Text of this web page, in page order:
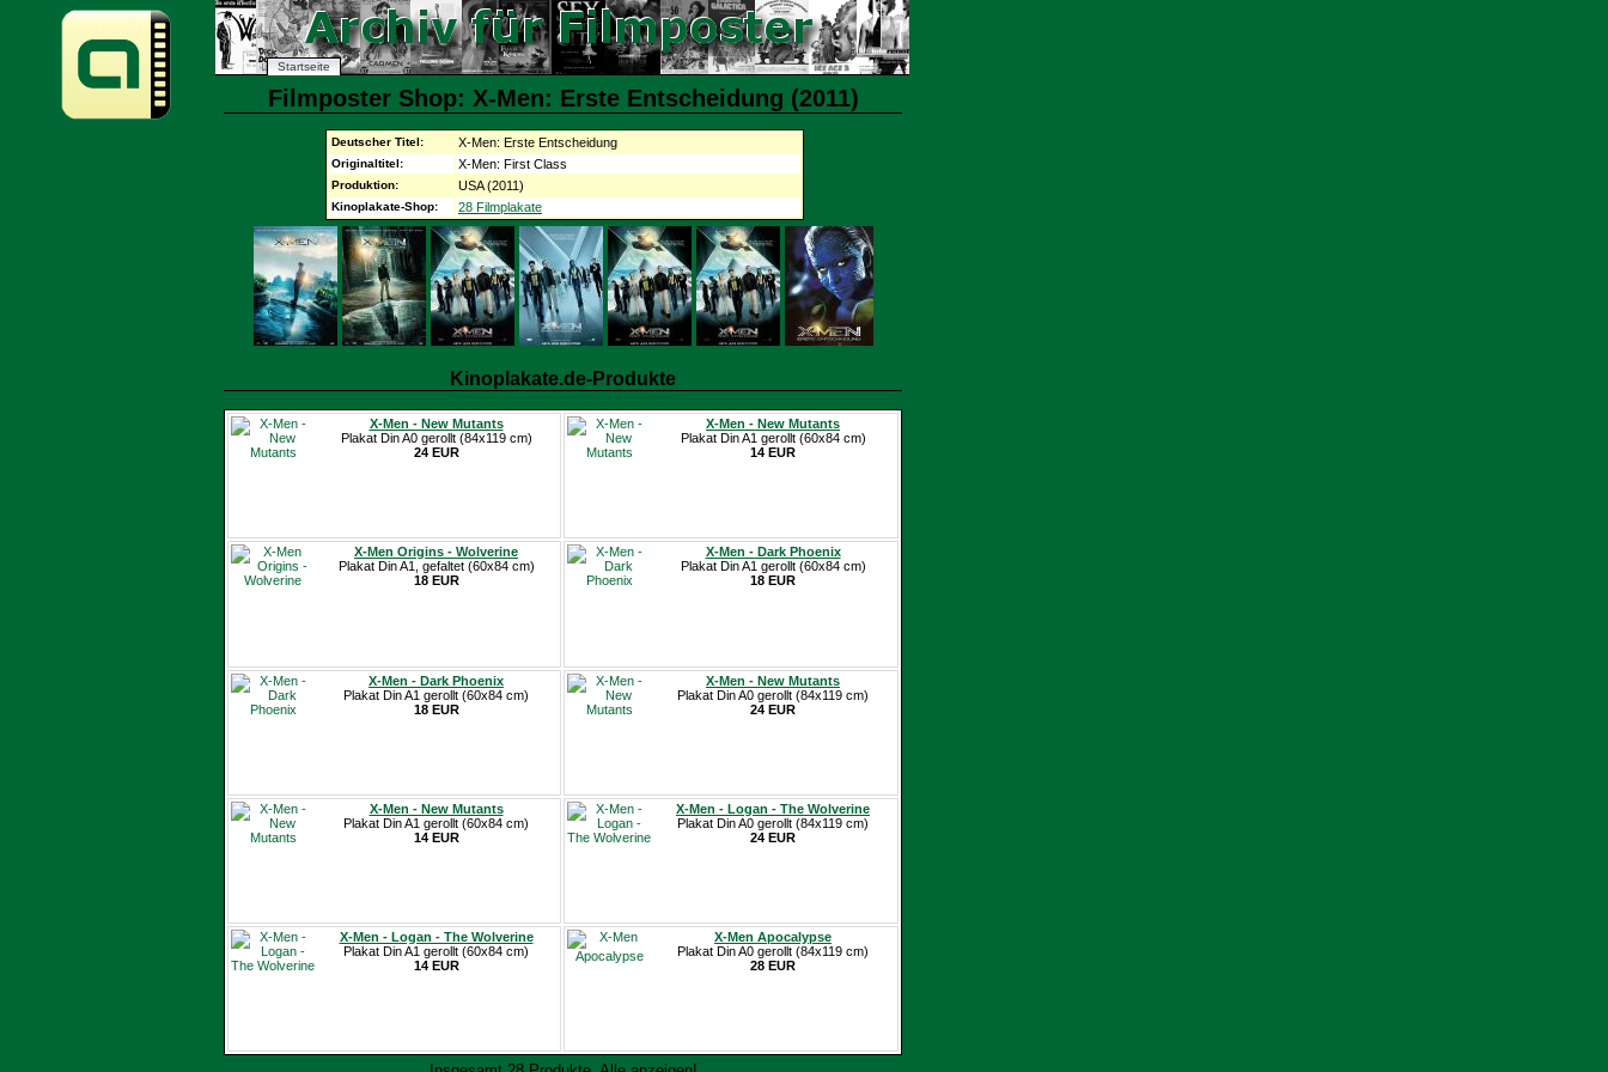
Startseite
Filmposter Shop: X-Men: Erste Entscheidung (2011)
Deutscher Titel: X-Men: Erste Entscheidung
Originaltitel: X-Men: First Class
Produktion: USA (2011)
Kinoplakate-Shop: 28 Filmplakate
Kinoplakate.de-Produkte
X-Men - New Mutants
Plakat Din A0 gerollt (84x119 cm)
24 EUR
X-Men - New Mutants
Plakat Din A1 gerollt (60x84 cm)
14 EUR
X-Men Origins - Wolverine
Plakat Din A1, gefaltet (60x84 cm)
18 EUR
X-Men - Dark Phoenix
Plakat Din A1 gerollt (60x84 cm)
18 EUR
X-Men - Dark Phoenix
Plakat Din A1 gerollt (60x84 cm)
18 EUR
X-Men - New Mutants
Plakat Din A0 gerollt (84x119 cm)
24 EUR
X-Men - New Mutants
Plakat Din A1 gerollt (60x84 cm)
14 EUR
X-Men - Logan - The Wolverine
Plakat Din A0 gerollt (84x119 cm)
24 EUR
X-Men - Logan - The Wolverine
Plakat Din A1 gerollt (60x84 cm)
14 EUR
X-Men Apocalypse
Plakat Din A0 gerollt (84x119 cm)
28 EUR